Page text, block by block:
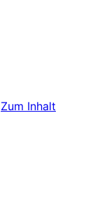
Zum Inhalt